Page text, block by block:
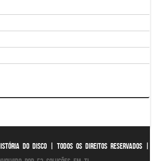
do Disco | Todos os direitos reservados |